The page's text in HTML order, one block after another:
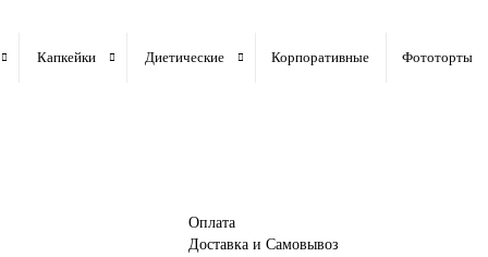
Капкейки Диетические Корпоративные Фототорты
Оплата
Доставка и Самовывоз